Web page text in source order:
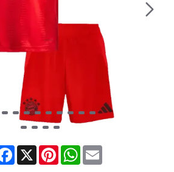
Facebook
X PinterestWhatsApp
Email